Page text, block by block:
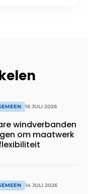
16 JULI 2026
windverbanden
om maatwerk
14 JULI 2026